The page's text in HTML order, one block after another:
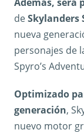
deSkylanders
nueva
personajes de
Spyro’s
Optimizado
generación,
nuevo motor